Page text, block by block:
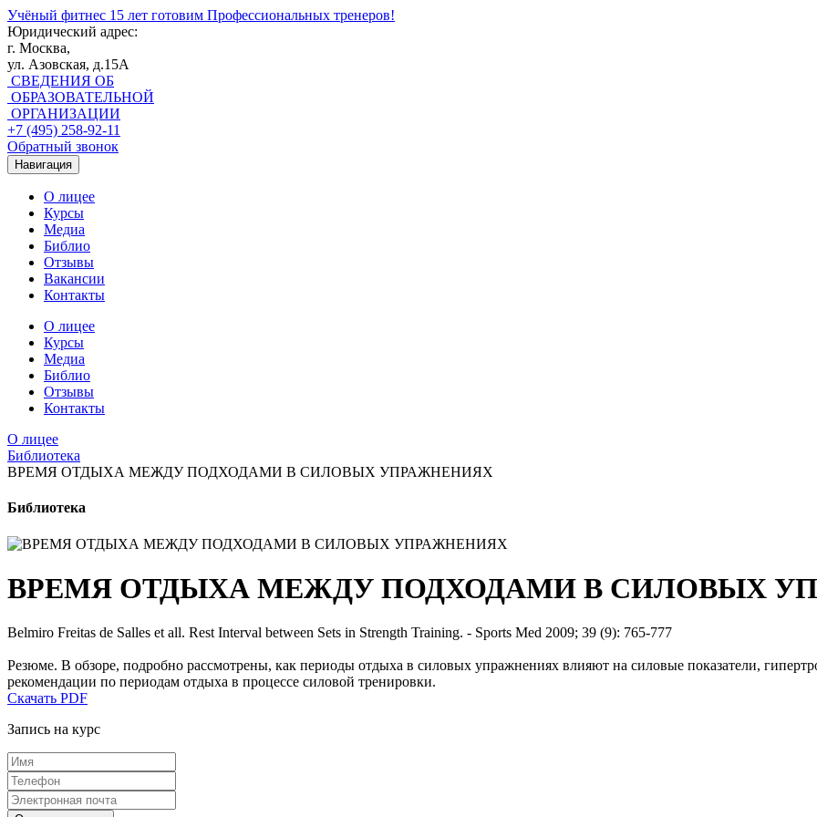
Учёный фитнес 15 лет готовим Профессиональных тренеров!
Юридический адрес:
г. Москва,
ул. Азовская, д.15А
СВЕДЕНИЯ ОБ
ОБРАЗОВАТЕЛЬНОЙ
ОРГАНИЗАЦИИ
+7 (495) 258-92-11
Обратный звонок
Навигация
О лицее
Курсы
Медиа
Библио
Отзывы
Вакансии
Контакты
О лицее
Курсы
Медиа
Библио
Отзывы
Контакты
О лицее
Библиотека
ВРЕМЯ ОТДЫХА МЕЖДУ ПОДХОДАМИ В СИЛОВЫХ УПРАЖНЕНИЯХ
Библиотека
ВРЕМЯ ОТДЫХА МЕЖДУ ПОДХОДАМИ В СИЛОВЫХ
Belmiro Freitas de Salles et all. Rest Interval between Sets in Strength Training. - Sports Med 2009; 39 (9): 765-777
Резюме. В обзоре, подробно рассмотрены, как периоды отдыха в силовых упражнениях влияют на силовые показатели,
рекомендации по периодам отдыха в процессе силовой тренировки.
Скачать PDF
Запись на курс